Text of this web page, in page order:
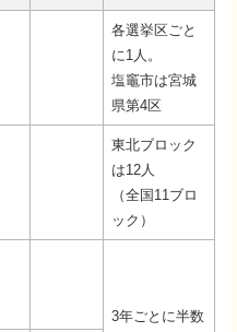
各選挙区ごと
に1人。
塩竈市は宮城
県第4区
東北ブロック
は12人
（全国11ブロ
ック）
3年ごとに半数